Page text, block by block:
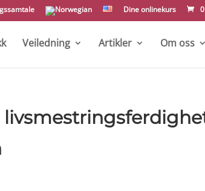
Dine onlinekurs
Veiledning Artikler Om oss